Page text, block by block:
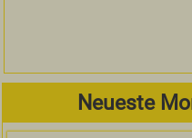
Neueste